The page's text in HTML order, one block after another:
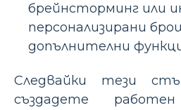
брейнсторминг или
персонализирани
допълнителни
Следвайки тези
създадете